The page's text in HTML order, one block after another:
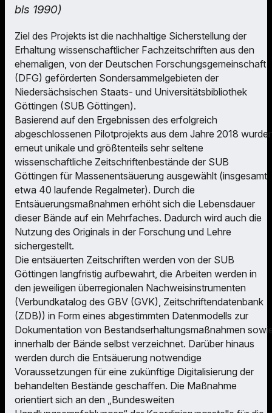
bis 1990)
Ziel des Projekts ist die nachhaltige Sicherstellung der
Erhaltung wissenschaftlicher Fachzeitschriften aus den
ehemaligen, von der Deutschen Forschungsgemeinschaft
(DFG) geförderten Sondersammelgebieten der
Niedersächsischen Staats- und Universitätsbibliothek
Göttingen (SUB Göttingen).
Basierend auf den Ergebnissen des erfolgreich
abgeschlossenen Pilotprojekts aus dem Jahre 2018
erneut unikale und größtenteils sehr seltene
wissenschaftliche Zeitschriftenbestände der SUB
Göttingen für Massenentsäuerung ausgewählt (insgesamt
etwa 40 laufende Regalmeter). Durch die
Entsäuerungsmaßnahmen erhöht sich die Lebensdauer
dieser Bände auf ein Mehrfaches. Dadurch wird auch die
Nutzung des Originals in der Forschung und Lehre
sichergestellt.
Die entsäuerten Zeitschriften werden von der SUB
Göttingen langfristig aufbewahrt, die Arbeiten werden in
den jeweiligen überregionalen Nachweisinstrumenten
(Verbundkatalog des GBV (GVK), Zeitschriftendatenbank
(ZDB)) in Form eines abgestimmten Datenmodells zur
Dokumentation von Bestandserhaltungsmaßnahmen
innerhalb der Bände selbst verzeichnet. Darüber hinaus
werden durch die Entsäuerung notwendige
Voraussetzungen für eine zukünftige Digitalisierung der
behandelten Bestände geschaffen. Die Maßnahme
orientiert sich an den „Bundesweiten